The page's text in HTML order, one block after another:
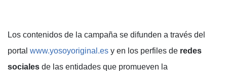
Los contenidos de la campaña se difunden a través del
portal www.yosoyoriginal.es y en los perfiles de redes
sociales de las entidades que promueven la